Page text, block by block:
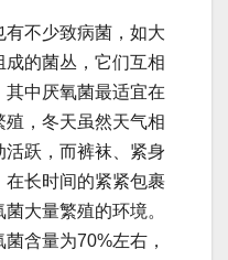
有不少致病菌，如大
的菌丛，它们互相
中厌氧菌最适宜在
，冬天虽然天气相
跃，而裤袜、紧身
在长时间的紧紧包裹
大量繁殖的环境。
含量为70%左右，